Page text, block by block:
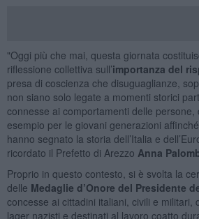
"Oggi più che mai, questa giornata
riflessione collettiva sull’importanza del
presa di coscienza che disuguaglianze,
non siano solo legate a momenti storici
connesse ai comportamenti delle persone,
esempio per le giovani generazioni
hanno segnato la storia dell’Italia e
ricordato il Prefetto di Arezzo Anna
Proprio in questo contesto, si è svolta la
delle Medaglie d’Onore del Presidente
concesse ai cittadini italiani, civili e militari,
lager nazisti e destinati al lavoro coatto